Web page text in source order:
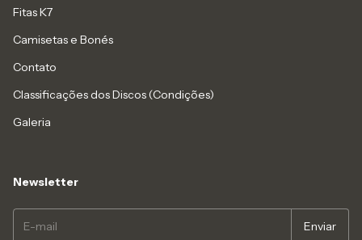
Fitas K7
Camisetas e Bonés
Contato
Classificações dos Discos (Condições)
Galeria
Newsletter